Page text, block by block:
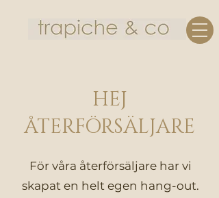
HEJ
ÅTERFÖRSÄLJARE
För våra återförsäljare har vi
skapat en helt egen hang-out.